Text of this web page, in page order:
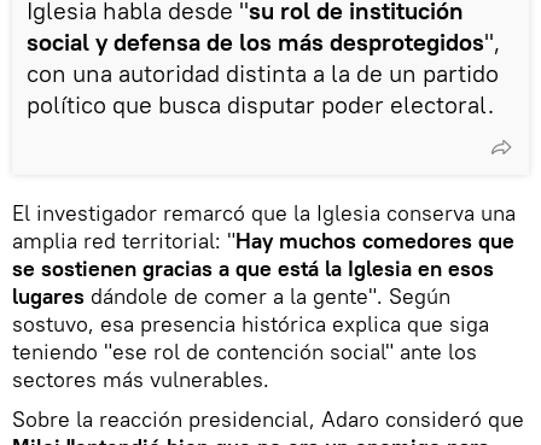
Iglesia habla desde "su rol de institución
social y defensa de los más desprotegidos",
con una autoridad distinta a la de un partido
político que busca disputar poder electoral.
El investigador remarcó que la Iglesia conserva una
amplia red territorial: "Hay muchos comedores que
se sostienen gracias a que está la Iglesia en esos
lugares dándole de comer a la gente". Según
sostuvo, esa presencia histórica explica que siga
teniendo "ese rol de contención social" ante los
sectores más vulnerables.
Sobre la reacción presidencial, Adaro consideró que